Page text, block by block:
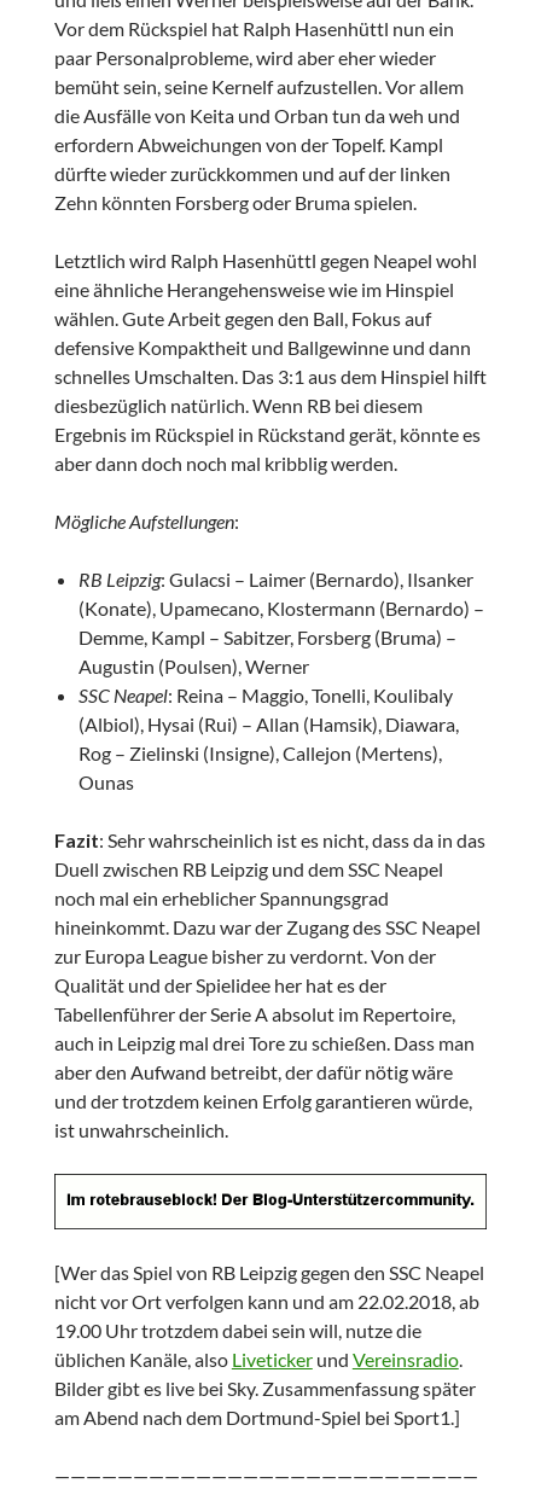
Vor dem Rückspiel hat Ralph Hasenhüttl nun ein
paar Personalprobleme, wird aber eher wieder
bemüht sein, seine Kernelf aufzustellen. Vor allem
die Ausfälle von Keita und Orban tun da weh und
erfordern Abweichungen von der Topelf. Kampl
dürfte wieder zurückkommen und auf der linken
Zehn könnten Forsberg oder Bruma spielen.
Letztlich wird Ralph Hasenhüttl gegen Neapel wohl
eine ähnliche Herangehensweise wie im Hinspiel
wählen. Gute Arbeit gegen den Ball, Fokus auf
defensive Kompaktheit und Ballgewinne und dann
schnelles Umschalten. Das 3:1 aus dem Hinspiel hilft
diesbezüglich natürlich. Wenn RB bei diesem
Ergebnis im Rückspiel in Rückstand gerät, könnte es
aber dann doch noch mal kribblig werden.
Mögliche Aufstellungen:
RB Leipzig: Gulacsi – Laimer (Bernardo), Ilsanker
(Konate), Upamecano, Klostermann (Bernardo) –
Demme, Kampl – Sabitzer, Forsberg (Bruma) –
Augustin (Poulsen), Werner
SSC Neapel: Reina – Maggio, Tonelli, Koulibaly
(Albiol), Hysai (Rui) – Allan (Hamsik), Diawara,
Rog – Zielinski (Insigne), Callejon (Mertens),
Ounas
Fazit: Sehr wahrscheinlich ist es nicht, dass da in das
Duell zwischen RB Leipzig und dem SSC Neapel
noch mal ein erheblicher Spannungsgrad
hineinkommt. Dazu war der Zugang des SSC Neapel
zur Europa League bisher zu verdornt. Von der
Qualität und der Spielidee her hat es der
Tabellenführer der Serie A absolut im Repertoire,
auch in Leipzig mal drei Tore zu schießen. Dass man
aber den Aufwand betreibt, der dafür nötig wäre
und der trotzdem keinen Erfolg garantieren würde,
ist unwahrscheinlich.
[Wer das Spiel von RB Leipzig gegen den SSC Neapel
nicht vor Ort verfolgen kann und am 22.02.2018, ab
19.00 Uhr trotzdem dabei sein will, nutze die
üblichen Kanäle, also Livetickerund Vereinsradio.
Bilder gibt es live bei Sky. Zusammenfassung später
am Abend nach dem Dortmund-Spiel bei Sport1.]
———————————————————————————